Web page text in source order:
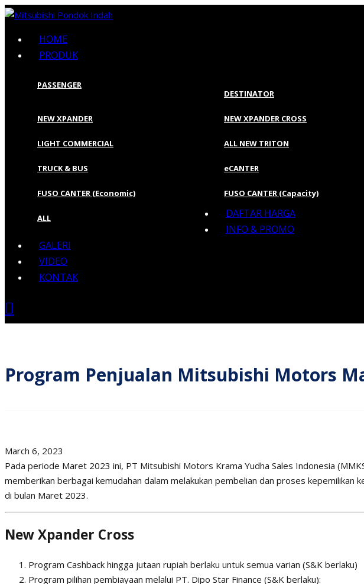
HOME
PRODUK
PASSENGER
DESTINATOR
NEW XPANDER NEW XPANDER CROSS
LIGHT COMMERCIAL ALL NEW TRITON
TRUCK & BUS eCANTER
FUSO CANTER (Economic) FUSO CANTER (Capacity)
ALL
DAFTAR HARGA
INFO & PROMO
GALERI
VIDEO
KONTAK
Program Penjualan Mitsubishi Motors
March 6, 2023
Pada periode Maret 2023 ini, PT Mitsubishi Motors Krama Yudha Sales Indonesia
memberikan berbagai kemudahan dalam melakukan pembelian dan proses kepemilikan
di bulan Maret 2023.
New Xpander Cross
Program Cashback hingga jutaan rupiah berlaku untuk semua varian (S&K berlaku)
Program pilihan pembiayaan melalui PT. Dipo Star Finance (S&K berlaku):